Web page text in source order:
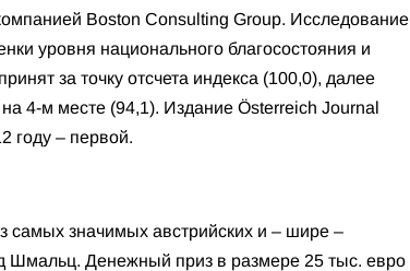
Boston Consulting Group. Исследование
уровня национального благосостояния и
за точку отсчета индекса (100,0), далее
4-м месте (94,1). Издание Österreich Journal
году – первой.
самых значимых австрийских и – шире –
Шмальц. Денежный приз в размере 25 тыс. евро